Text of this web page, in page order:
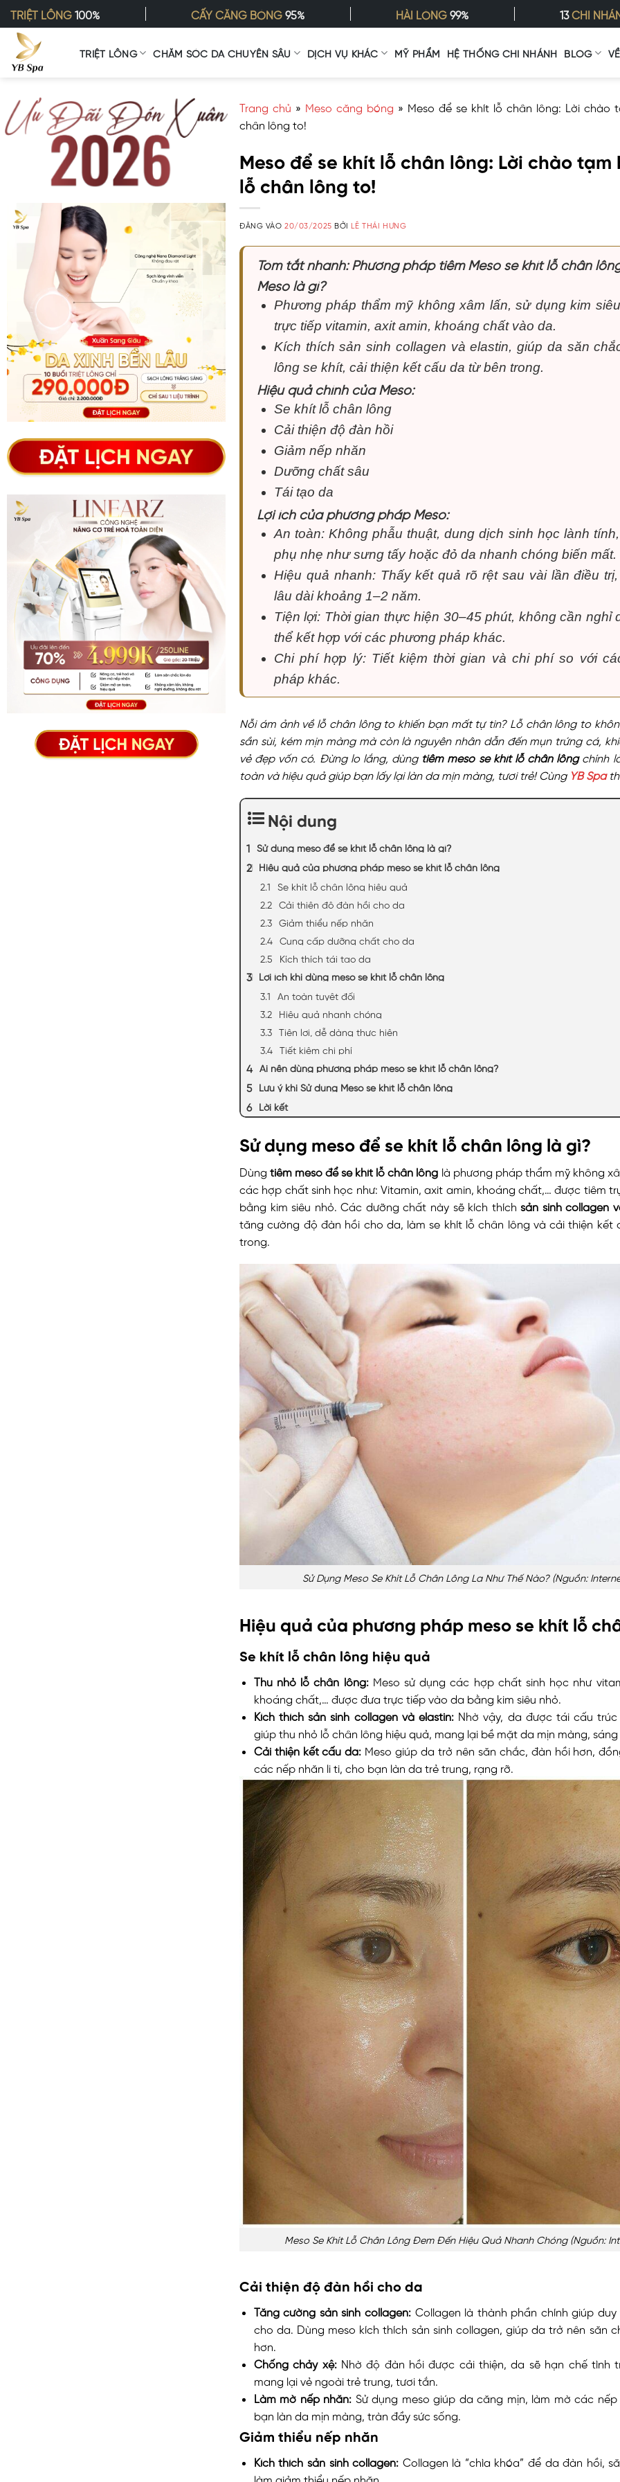
dung
TRIỆT LÔNG 100% CẤY CĂNG BÓNG 95% HÀI LÒNG99% 13CHI
TRIỆT LÔNG CHĂM SÓC DA CHUYÊN SÂU DỊCH VỤ KHÁC MỸ PHẨM HỆ THỐNG CHI NHÁNH BLOG
Trang chủ » Meso căng bóng » Meso để se khít lỗ chân lông: Lời chào
chân lông to!
Meso để se khít lỗ chân lông: Lời chào tạm
lỗ chân lông to!
ĐĂNG VÀO20/03/2025 BỞI LÊ THÁI HƯNG
Tóm tắt nhanh: Phương pháp tiêm Meso se khít lỗ chân
Meso là gì?
Phương pháp thẩm mỹ không xâm lấn, sử dụng kim
trực tiếp vitamin, axit amin, khoáng chất vào da.
Kích thích sản sinh collagen và elastin, giúp da săn
lông se khít, cải thiện kết cấu da từ bên trong.
Hiệu quả chính của Meso:
Se khít lỗ chân lông
Cải thiện độ đàn hồi
Giảm nếp nhăn
Dưỡng chất sâu
Tái tạo da
Lợi ích của phương pháp Meso:
An toàn: Không phẫu thuật, dung dịch sinh học lành
phụ nhẹ như sưng tấy hoặc đỏ da nhanh chóng biến mất.
Hiệu quả nhanh: Thấy kết quả rõ rệt sau vài lần điều
lâu dài khoảng 1–2 năm.
Tiện lợi: Thời gian thực hiện 30–45 phút, không cần nghỉ
thể kết hợp với các phương pháp khác.
Chi phí hợp lý: Tiết kiệm thời gian và chi phí so với
pháp khác.
Nỗi ám ảnh về lỗ chân lông to khiến bạn mất tự tin? Lỗ chân lông to
sần sùi, kém mịn màng mà còn là nguyên nhân dẫn đến mụn trứng cá,
vẻ đẹp vốn có. Đừng lo lắng, dùng tiêm meso se khít lỗ chân lôngchính
toàn và hiệu quả giúp bạn lấy lại làn da mịn màng, tươi trẻ! Cùng YB Spa
Nội dung
Sử dụng meso để se khít lỗ chân lông là gì?
Hiệu quả của phương pháp meso se khít lỗ chân lông
Se khít lỗ chân lông hiệu quả
Cải thiện độ đàn hồi cho da
Giảm thiểu nếp nhăn
Cung cấp dưỡng chất cho da
Kích thích tái tạo da
Lợi ích khi dùng meso se khít lỗ chân lông
An toàn tuyệt đối
Hiệu quả nhanh chóng
Tiện lợi, dễ dàng thực hiện
Tiết kiệm chi phí
Ai nên dùng phương pháp meso se khít lỗ chân lông?
Lưu ý khi Sử dụng Meso se khít lỗ chân lông
Lời kết
Sử dụng meso để se khít lỗ chân lông là gì?
Dùngtiêm meso để se khít lỗ chân lông là phương pháp thẩm mỹ không
các hợp chất sinh học như: Vitamin, axit amin, khoáng chất,… được tiêm
bằng kim siêu nhỏ. Các dưỡng chất này sẽ kích thích sản sinh collagen
tăng cường độ đàn hồi cho da, làm se khít lỗ chân lông và cải thiện kết
trong.
Sử Dụng Meso Se Khít Lỗ Chân Lông La Như Thế Nào? (nguồn:
Hiệu quả của phương pháp meso se khít lỗ
Se khít lỗ chân lông hiệu quả
Thu nhỏ lỗ chân lông:Meso sử dụng các hợp chất sinh học như
khoáng chất,… được đưa trực tiếp vào da bằng kim siêu nhỏ.
Kích thích sản sinh collagen và elastin: Nhờ vậy, da được tái cấu trúc
giúp thu nhỏ lỗ chân lông hiệu quả, mang lại bề mặt da mịn màng, sáng
Cải thiện kết cấu da: Meso giúp da trở nên săn chắc, đàn hồi hơn,
các nếp nhăn li ti, cho bạn làn da trẻ trung, rạng rỡ.
Meso Se Khít Lỗ Chân Lông Đem Đến Hiệu Quả Nhanh Chóng (nguồn:
Cải thiện độ đàn hồi cho da
Tăng cường sản sinh collagen: Collagen là thành phần chính giúp
cho da. Dùng meso kích thích sản sinh collagen, giúp da trở nên săn
hơn.
Chống chảy xệ:Nhờ độ đàn hồi được cải thiện, da sẽ hạn chế tình
mang lại vẻ ngoài trẻ trung, tươi tắn.
Làm mờ nếp nhăn: Sử dụng meso giúp da căng mịn, làm mờ các
bạn làn da mịn màng, tràn đầy sức sống.
Giảm thiểu nếp nhăn
Kích thích sản sinh collagen: Collagen là “chìa khóa” để da đàn hồi,
làm giảm thiểu nếp nhăn.